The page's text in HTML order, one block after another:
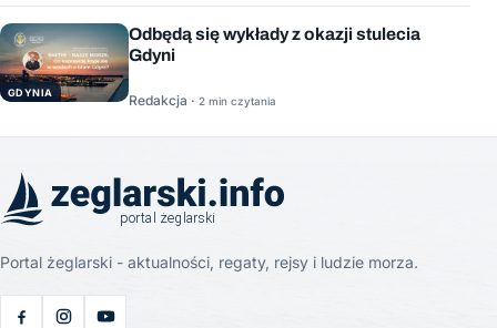
GDYNIA
Odbędą się wykłady z okazji stulecia
Gdyni
Redakcja · 2 min czytania
Portal żeglarski - aktualności, regaty, rejsy i ludzie morza.